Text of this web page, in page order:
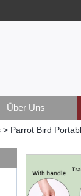
Über Uns
> Parrot Bird